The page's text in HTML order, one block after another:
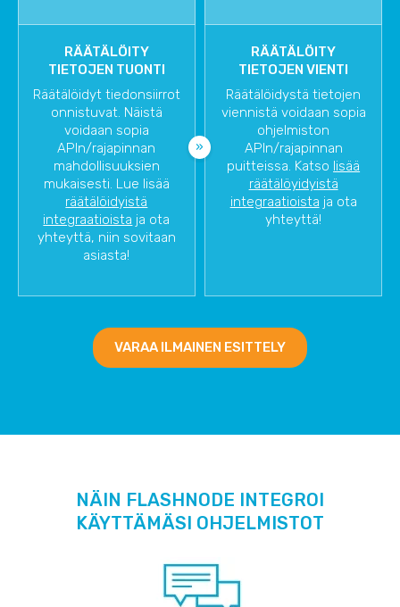
RÄÄTÄLÖITY
TIETOJEN TUONTI
Räätälöidyt tiedonsiirrot
onnistuvat. Näistä
voidaan sopia
APIn/rajapinnan
mahdollisuuksien
mukaisesti. Lue lisää
räätälöidyistä
integraatioista ja ota
yhteyttä, niin sovitaan
asiasta!
RÄÄTÄLÖITY
TIETOJEN VIENTI
Räätälöidystä tietojen
viennistä voidaan sopia
ohjelmiston
APIn/rajapinnan
puitteissa. Katso lisää
räätälöyidyistä
integraatioista ja ota
yhteyttä!
VARAA ILMAINEN ESITTELY
NÄIN FLASHNODE INTEGROI
KÄYTTÄMÄSI OHJELMISTOT